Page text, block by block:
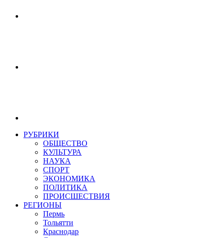
РУБРИКИ
ОБЩЕСТВО
КУЛЬТУРА
НАУКА
СПОРТ
ЭКОНОМИКА
ПОЛИТИКА
ПРОИСШЕСТВИЯ
РЕГИОНЫ
Пермь
Тольятти
Краснодар